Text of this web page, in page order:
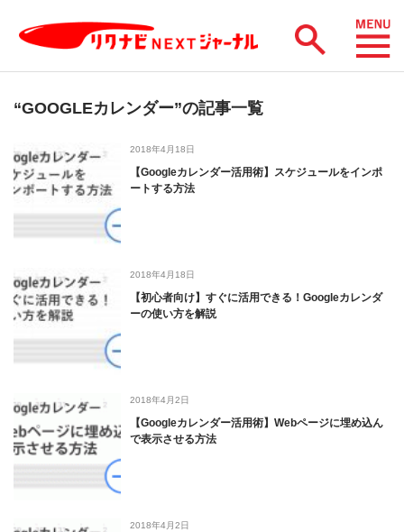
“GOOGLEカレンダー”の記事一覧
2018年4月18日
【Googleカレンダー活用術】スケジュールをインポ
ートする方法
2018年4月18日
【初心者向け】すぐに活用できる！Googleカレンダ
ーの使い方を解説
2018年4月2日
【Googleカレンダー活用術】Webページに埋め込ん
で表示させる方法
2018年4月2日